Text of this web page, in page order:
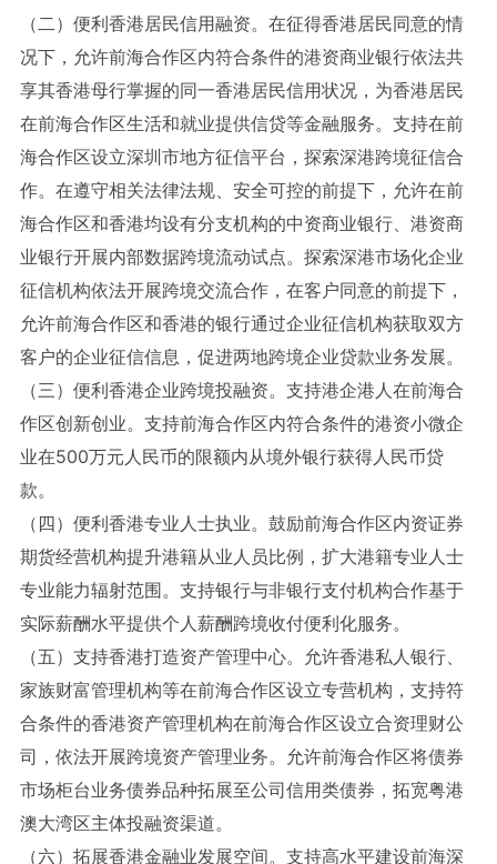
（二）便利香港居民信用融资。在征得香港居民同意的情
况下，允许前海合作区内符合条件的港资商业银行依法共
享其香港母行掌握的同一香港居民信用状况，为香港居民
在前海合作区生活和就业提供信贷等金融服务。支持在前
海合作区设立深圳市地方征信平台，探索深港跨境征信合
作。在遵守相关法律法规、安全可控的前提下，允许在前
海合作区和香港均设有分支机构的中资商业银行、港资商
业银行开展内部数据跨境流动试点。探索深港市场化企业
征信机构依法开展跨境交流合作，在客户同意的前提下，
允许前海合作区和香港的银行通过企业征信机构获取双方
客户的企业征信信息，促进两地跨境企业贷款业务发展。
（三）便利香港企业跨境投融资。支持港企港人在前海合
作区创新创业。支持前海合作区内符合条件的港资小微企
业在500万元人民币的限额内从境外银行获得人民币贷
款。
（四）便利香港专业人士执业。鼓励前海合作区内资证券
期货经营机构提升港籍从业人员比例，扩大港籍专业人士
专业能力辐射范围。支持银行与非银行支付机构合作基于
实际薪酬水平提供个人薪酬跨境收付便利化服务。
（五）支持香港打造资产管理中心。允许香港私人银行、
家族财富管理机构等在前海合作区设立专营机构，支持符
合条件的香港资产管理机构在前海合作区设立合资理财公
司，依法开展跨境资产管理业务。允许前海合作区将债券
市场柜台业务债券品种拓展至公司信用类债券，拓宽粤港
澳大湾区主体投融资渠道。
（六）拓展香港金融业发展空间。支持高水平建设前海深